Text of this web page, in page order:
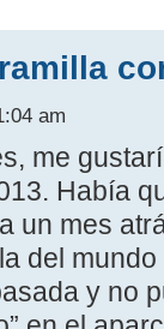
am
me
Había
un mes
del
y no